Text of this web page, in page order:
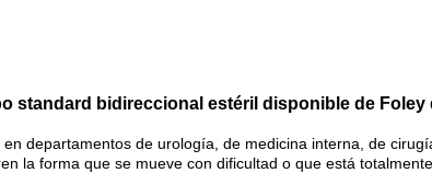
standard bidireccional estéril disponible de
departamentos de urología, de medicina interna, de
la forma que se mueve con dificultad o que está